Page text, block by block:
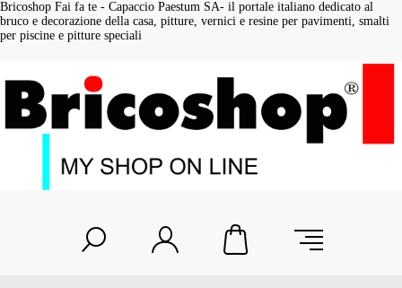
Bricoshop Fai fa te - Capaccio Paestum SA- il portale italiano dedicato al
bruco e decorazione della casa, pitture, vernici e resine per pavimenti, smalti
per piscine e pitture speciali